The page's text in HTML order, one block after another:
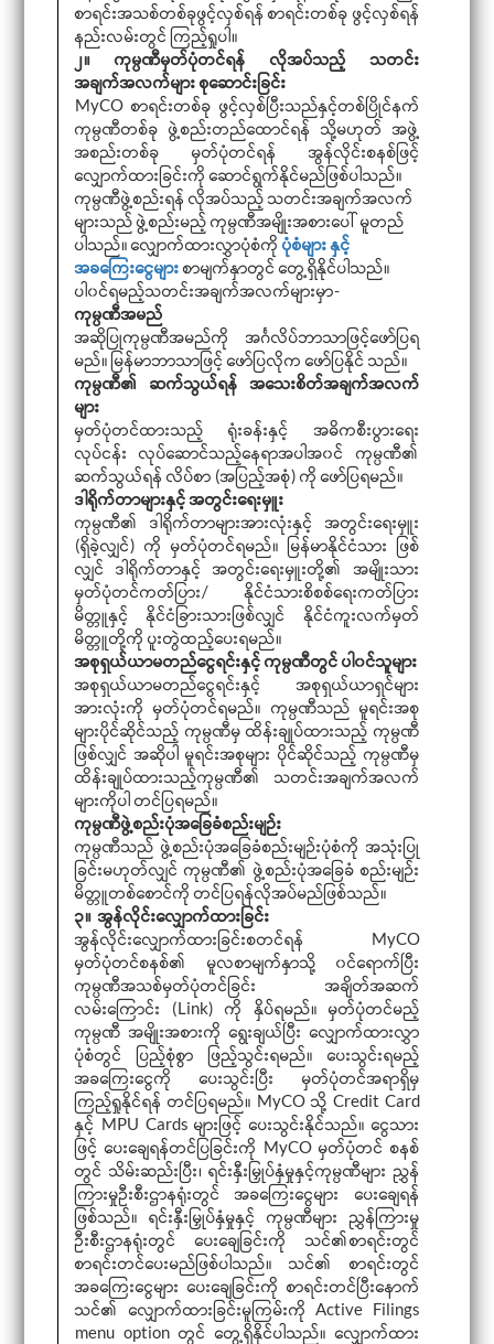
စာရင်းအသစ်တစ်ခုဖွင့်လှစ်ရန် စာရင်းတစ်ခု ဖွင့်လှစ်ရန်
နည်းလမ်းတွင် ကြည့်ရှုပါ။
၂။ ကုမ္ပဏီမှတ်ပုံတင်ရန် လိုအပ်သည့် သတင်း
အချက်အလက်များ စုဆောင်းခြင်း
MyCO စာရင်းတစ်ခု ဖွင့်လှစ်ပြီးသည်နှင့်တစ်ပြိုင်နက်
ကုမ္ပဏီတစ်ခု ဖွဲ့စည်းတည်ထောင်ရန် သို့မဟုတ် အဖွဲ့
အစည်းတစ်ခု မှတ်ပုံတင်ရန် အွန်လိုင်းစနစ်ဖြင့်
လျှောက်ထားခြင်းကို ဆောင်ရွက်နိုင်မည်ဖြစ်ပါသည်။
ကုမ္ပဏီဖွဲ့စည်းရန် လိုအပ်သည့် သတင်းအချက်အလက်
များသည် ဖွဲ့စည်းမည့် ကုမ္ပဏီအမျိုးအစားပေါ် မူတည်
ပါသည်။ လျှောက်ထားလွှာပုံစံကိုပုံစံများ နှင့်
အခကြေးငွေများစာမျက်နှာတွင် တွေ့ရှိနိုင်ပါသည်။
ပါ၀င်ရမည့်သတင်းအချက်အလက်များမှာ-
ကုမ္ပဏီအမည်
အဆိုပြုကုမ္ပဏီအမည်ကို အင်္ဂလိပ်ဘာသာဖြင့်ဖော်ပြရ
မည်။ မြန်မာဘာသာဖြင့် ဖော်ပြလိုက ဖော်ပြနိုင် သည်။
ကုမ္ပဏီ၏ ဆက်သွယ်ရန် အသေးစိတ်အချက်အလက်
များ
မှတ်ပုံတင်ထားသည့် ရုံးခန်းနှင့် အဓိကစီးပွားရေး
လုပ်ငန်း လုပ်ဆောင်သည့်နေရာအပါအ၀င် ကုမ္ပဏီ၏
ဆက်သွယ်ရန် လိပ်စာ (အပြည့်အစုံ) ကို ဖော်ပြရမည်။
ဒါရိုက်တာများနှင့် အတွင်းရေးမှူး
ကုမ္ပဏီ၏ ဒါရိုက်တာများအားလုံးနှင့် အတွင်းရေးမှူး
(ရှိခဲ့လျှင်) ကို မှတ်ပုံတင်ရမည်။ မြန်မာနိုင်ငံသား ဖြစ်
လျှင် ဒါရိုက်တာနှင့် အတွင်းရေးမှူးတို့၏ အမျိုးသား
မှတ်ပုံတင်ကတ်ပြား/ နိုင်ငံသားစိစစ်ရေးကတ်ပြား
မိတ္တူနှင့် နိုင်ငံခြားသားဖြစ်လျှင် နိုင်ငံကူးလက်မှတ်
မိတ္တူတို့ကို ပူးတွဲထည့်ပေးရမည်။
အစုရှယ်ယာမတည်ငွေရင်းနှင့် ကုမ္ပဏီတွင် ပါ၀င်သူများ
အစုရှယ်ယာမတည်ငွေရင်းနှင့် အစုရှယ်ယာရှင်များ
အားလုံးကို မှတ်ပုံတင်ရမည်။ ကုမ္ပဏီသည် မူရင်းအစု
များပိုင်ဆိုင်သည့် ကုမ္ပဏီမှ ထိန်းချုပ်ထားသည့် ကုမ္ပဏီ
ဖြစ်လျှင် အဆိုပါ မူရင်းအစုများ ပိုင်ဆိုင်သည့် ကုမ္ပဏီမှ
ထိန်းချုပ်ထားသည့်ကုမ္ပဏီ၏ သတင်းအချက်အလက်
များကိုပါ တင်ပြရမည်။
ကုမ္ပဏီဖွဲ့စည်းပုံအခြေခံစည်းမျဉ်း
ကုမ္ပဏီသည် ဖွဲ့စည်းပုံအခြေခံစည်းမျဉ်းပုံစံကို အသုံးပြု
ခြင်းမဟုတ်လျှင် ကုမ္ပဏီ၏ ဖွဲ့စည်းပုံအခြေခံ စည်းမျဉ်း
မိတ္တူတစ်စောင်ကို တင်ပြရန်လိုအပ်မည်ဖြစ်သည်။
၃။ အွန်လိုင်းလျှောက်ထားခြင်း
အွန်လိုင်းလျှောက်ထားခြင်းစတင်ရန် MyCO
မှတ်ပုံတင်စနစ်၏ မူလစာမျက်နှာသို့ ၀င်ရောက်ပြီး
ကုမ္ပဏီအသစ်မှတ်ပုံတင်ခြင်း အချိတ်အဆက်
လမ်းကြောင်း (Link) ကို နှိပ်ရမည်။ မှတ်ပုံတင်မည့်
ကုမ္ပဏီ အမျိုးအစားကို ရွေးချယ်ပြီး လျှောက်ထားလွှာ
ပုံစံတွင် ပြည့်စုံစွာ ဖြည့်သွင်းရမည်။ ပေးသွင်းရမည့်
အခကြေးငွေကို ပေးသွင်းပြီး မှတ်ပုံတင်အရာရှိမှ
ကြည့်ရှုနိုင်ရန် တင်ပြရမည်။ MyCO သို့ Credit Card
နှင့် MPU Cards များဖြင့် ပေးသွင်းနိုင်သည်။ ငွေသား
ဖြင့် ပေးချေရန်တင်ပြခြင်းကို MyCO မှတ်ပုံတင် စနစ်
တွင် သိမ်းဆည်းပြီး၊ ရင်းနှီးမြှုပ်နှံမှုနှင့်ကုမ္ပဏီများ ညွှန်
ကြားမှုဦးစီးဌာနရုံးတွင် အခကြေးငွေများ ပေးချေရန်
ဖြစ်သည်။ ရင်းနှီးမြှုပ်နှံမှုနှင့် ကုမ္ပဏီများ ညွှန်ကြားမှု
ဦးစီးဌာနရုံးတွင် ပေးချေခြင်းကို သင်၏စာရင်းတွင်
စာရင်းတင်ပေးမည်ဖြစ်ပါသည်။ သင်၏ စာရင်းတွင်
အခကြေးငွေများ ပေးချေခြင်းကို စာရင်းတင်ပြီးနောက်
သင်၏ လျှောက်ထားခြင်းမူကြမ်းကို Active Filings
menu option တွင် တွေ့ရှိနိုင်ပါသည်။ လျှောက်ထား